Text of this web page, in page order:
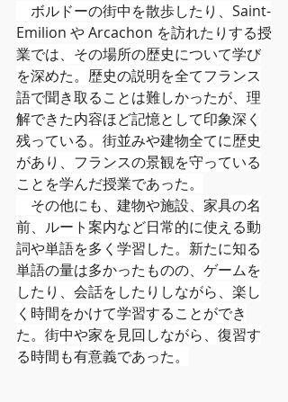
ボルドーの街中を散歩したり、Saint-
Emilion や Arcachon を訪れたりする授
業では、その場所の歴史について学び
を深めた。歴史の説明を全てフランス
語で聞き取ることは難しかったが、理
解できた内容ほど記憶として印象深く
残っている。街並みや建物全てに歴史
があり、フランスの景観を守っている
ことを学んだ授業であった。
その他にも、建物や施設、家具の名
前、ルート案内など日常的に使える動
詞や単語を多く学習した。新たに知る
単語の量は多かったものの、ゲームを
したり、会話をしたりしながら、楽し
く時間をかけて学習することができ
た。街中や家を見回しながら、復習す
る時間も有意義であった。